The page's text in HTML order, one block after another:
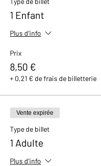
avec un petit cadeau et un
de 10% valable dans notre
1 Enfant
Plus d'info
Prix
8,50 €
+ 0,21 € de frais de billetterie
Vente expirée
Type de billet
1 Adulte
Plus d'info